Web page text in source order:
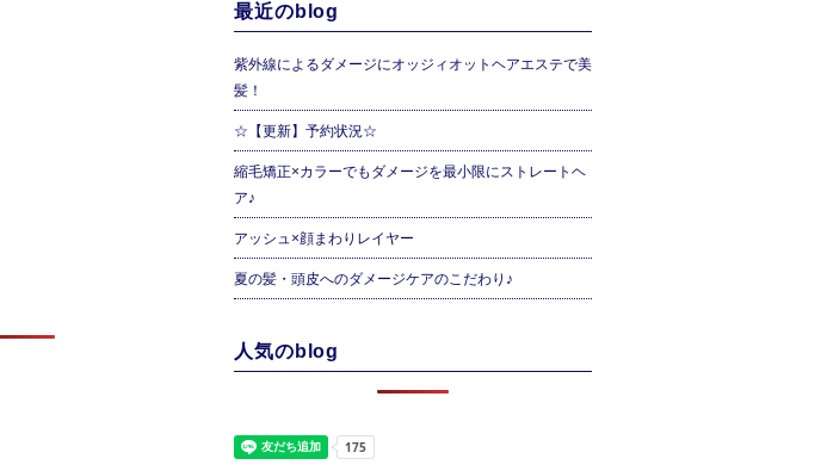
最近のblog
紫外線によるダメージにオッジィオットヘアエステで美
髪！
☆【更新】予約状況☆
縮毛矯正×カラーでもダメージを最小限にストレートヘ
ア♪
アッシュ×顔まわりレイヤー
夏の髪・頭皮へのダメージケアのこだわり♪
人気のblog